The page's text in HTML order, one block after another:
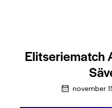
Elitseriematch
november